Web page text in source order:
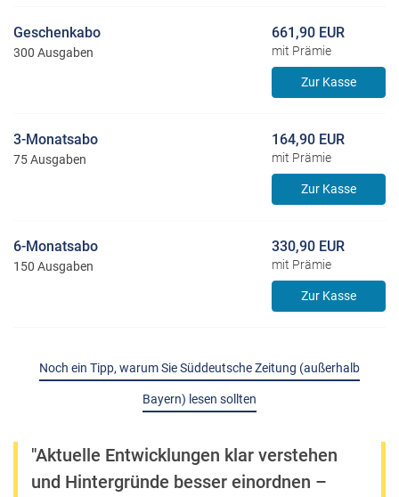
Geschenkabo
300 Ausgaben
661,90 EUR
mit Prämie
Zur Kasse
3-Monatsabo
75 Ausgaben
164,90 EUR
mit Prämie
Zur Kasse
6-Monatsabo
150 Ausgaben
330,90 EUR
mit Prämie
Zur Kasse
Noch ein Tipp, warum Sie Süddeutsche Zeitung (außerhalb
Bayern) lesen sollten
"Aktuelle Entwicklungen klar verstehen
und Hintergründe besser einordnen –